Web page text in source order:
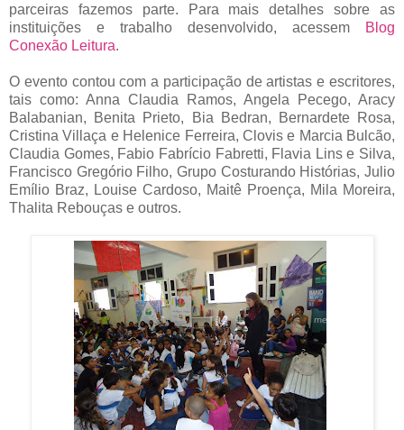
parceiras fazemos parte. Para mais detalhes sobre as
instituições e trabalho desenvolvido, acessem
Blog
Conexão Leitura.
O evento contou com a participação de artistas e escritores,
tais como: Anna Claudia Ramos, Angela Pecego, Aracy
Balabanian, Benita Prieto, Bia Bedran, Bernardete Rosa,
Cristina Villaça e Helenice Ferreira, Clovis e Marcia Bulcão,
Claudia Gomes, Fabio Fabrício Fabretti, Flavia Lins e Silva,
Francisco Gregório Filho, Grupo Costurando Histórias, Julio
Emílio Braz, Louise Cardoso, Maitê Proença, Mila Moreira,
Thalita Rebouças e outros.